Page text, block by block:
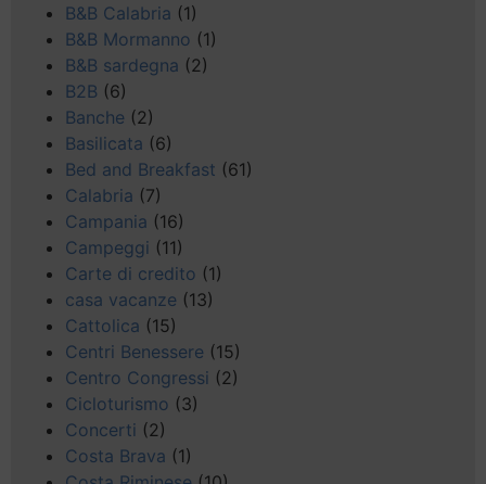
B&B Calabria (1)
B&B Mormanno (1)
B&B sardegna (2)
B2B (6)
Banche (2)
Basilicata (6)
Bed and Breakfast (61)
Calabria (7)
Campania (16)
Campeggi (11)
Carte di credito (1)
casa vacanze (13)
Cattolica (15)
Centri Benessere (15)
Centro Congressi (2)
Cicloturismo (3)
Concerti (2)
Costa Brava (1)